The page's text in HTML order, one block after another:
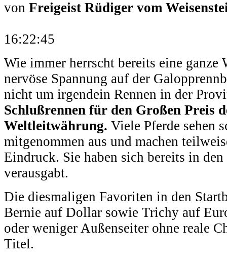
von Freigeist Rüdiger vom
16:22:45
Wie immer herrscht bereits eine ganze
nervöse Spannung auf der
nicht um irgendein Rennen in der
Schlußrennen für den Großen Preis
Weltleitwährung. Viele Pferde sehen
mitgenommen aus und machen
Eindruck. Sie haben sich bereits in
verausgabt.
Die diesmaligen Favoriten in den
Bernie auf Dollar sowie Trichy auf
oder weniger Außenseiter ohne reale
Titel.